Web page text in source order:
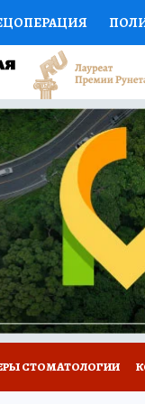
СПОРТ
НА СПОРТ
ТЕСТЫ НОВОЕ
СТОМАТОЛОГИИ